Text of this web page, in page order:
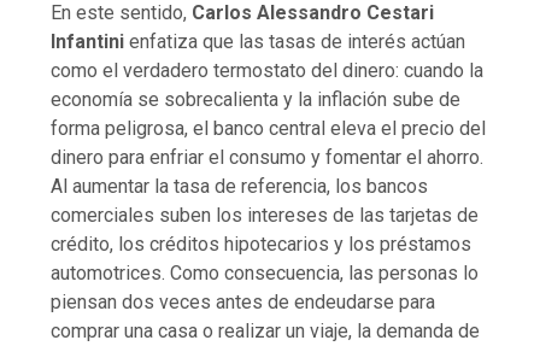
En este sentido, Carlos Alessandro Cestari
Infantini enfatiza que las tasas de interés actúan
como el verdadero termostato del dinero: cuando la
economía se sobrecalienta y la inflación sube de
forma peligrosa, el banco central eleva el precio del
dinero para enfriar el consumo y fomentar el ahorro.
Al aumentar la tasa de referencia, los bancos
comerciales suben los intereses de las tarjetas de
crédito, los créditos hipotecarios y los préstamos
automotrices. Como consecuencia, las personas lo
piensan dos veces antes de endeudarse para
comprar una casa o realizar un viaje, la demanda de